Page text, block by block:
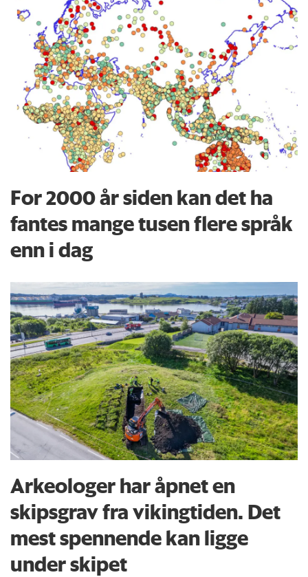
For 2000 år siden kan det ha
fantes mange tusen flere språk
enn i dag
Arkeologer har åpnet en
skipsgrav fra vikingtiden. Det
mest spennende kan ligge
under skipet